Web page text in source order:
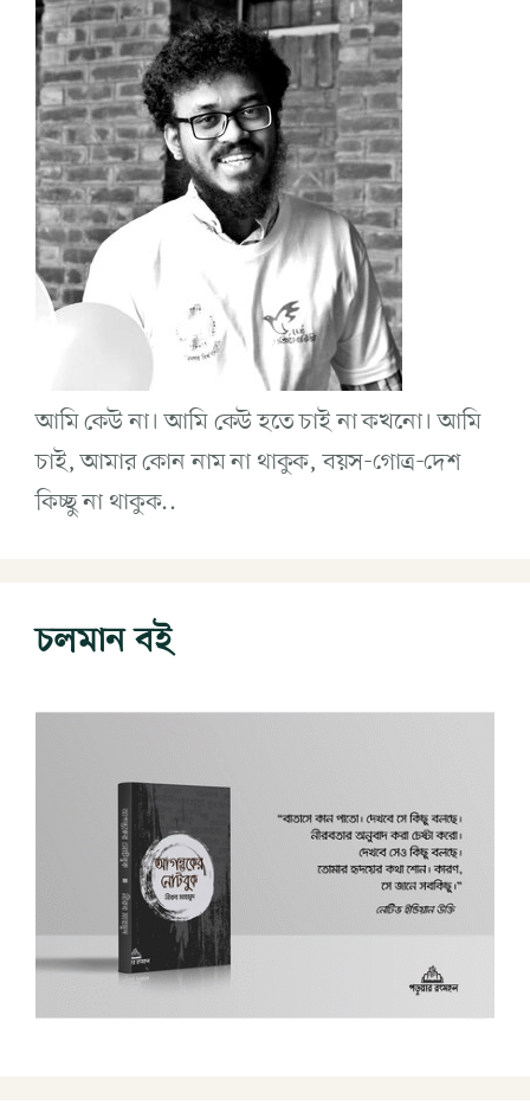
আমি কেউ না। আমি কেউ হতে চাই না কখনো। আমি
চাই, আমার কোন নাম না থাকুক, বয়স-গোত্র-দেশ
কিচ্ছু না থাকুক..
চলমান বই